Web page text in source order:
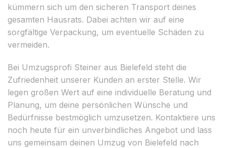
kümmern sich um den sicheren Transport deines
gesamten Hausrats. Dabei achten wir auf eine
sorgfältige Verpackung, um eventuelle Schäden zu
vermeiden.
Bei Umzugsprofi Steiner aus Bielefeld steht die
Zufriedenheit unserer Kunden an erster Stelle. Wir
legen großen Wert auf eine individuelle Beratung und
Planung, um deine persönlichen Wünsche und
Bedürfnisse bestmöglich umzusetzen. Kontaktiere uns
noch heute für ein unverbindliches Angebot und lass
uns gemeinsam deinen Umzug von Bielefeld nach